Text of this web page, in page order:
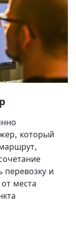
который
перевозку и
места